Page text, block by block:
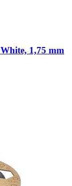
1,75 mm